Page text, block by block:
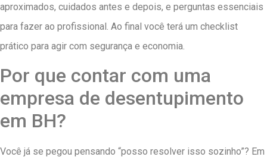
aproximados, cuidados antes e depois, e perguntas essenciais
para fazer ao profissional. Ao final você terá um checklist
prático para agir com segurança e economia.
Por que contar com uma
empresa de desentupimento
em BH?
Você já se pegou pensando “posso resolver isso sozinho”? Em